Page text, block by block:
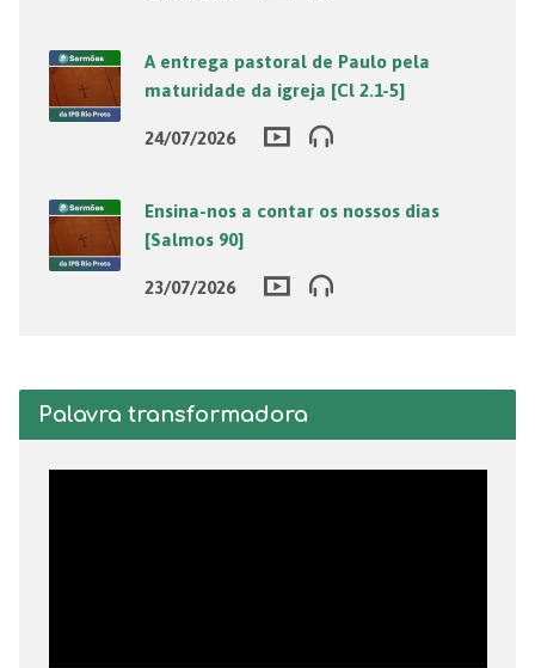
A entrega pastoral de Paulo pela
maturidade da igreja [Cl 2.1-5]
24/07/2026
Ensina-nos a contar os nossos dias
[Salmos 90]
23/07/2026
Palavra transformadora